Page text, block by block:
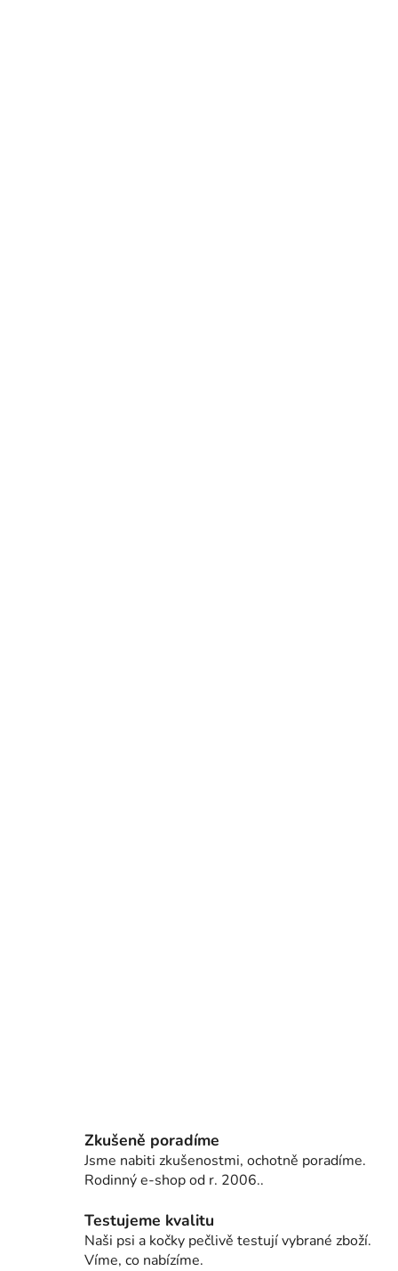
Zkušeně poradíme
Jsme nabiti zkušenostmi, ochotně poradíme.
Rodinný e-shop od r. 2006..
Testujeme kvalitu
Naši psi a kočky pečlivě testují vybrané zboží.
Víme, co nabízíme.